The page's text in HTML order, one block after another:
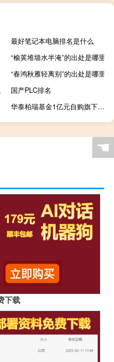
最好笔记本电脑排名是什么
“榆荚堆墙水半淹”的出处是哪里
“春鸿秋雁轻离别”的出处是哪里
国产PLC排名
华泰柏瑞基金1亿元自购旗下沪深300ETF等权益基金
☚
下载